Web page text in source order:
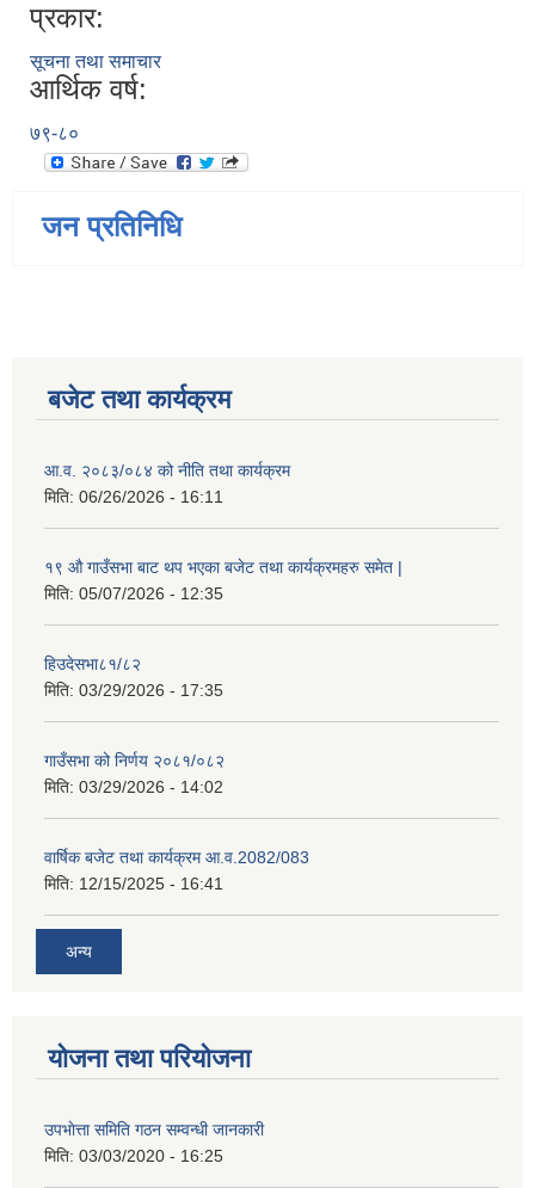
प्रकार:
सूचना तथा समाचार
आर्थिक वर्ष:
७९-८०
जन प्रतिनिधि
बजेट तथा कार्यक्रम
आ.व. २०८३/०८४ को नीति तथा कार्यक्रम
मिति: 06/26/2026 - 16:11
१९ औ गाउँसभा बाट थप भएका बजेट तथा कार्यक्रमहरु समेत |
मिति: 05/07/2026 - 12:35
हिउदेसभा८१/८२
मिति: 03/29/2026 - 17:35
गाउँसभा को निर्णय २०८१/०८२
मिति: 03/29/2026 - 14:02
वार्षिक बजेट तथा कार्यक्रम आ.व.2082/083
मिति: 12/15/2025 - 16:41
अन्य
योजना तथा परियोजना
उपभाेत्ता समिति गठन सम्वन्धी जानकारी
मिति: 03/03/2020 - 16:25